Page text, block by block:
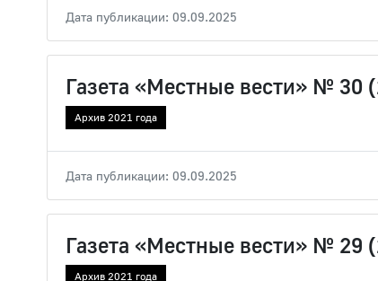
Дата публикации: 09.09.2025
Газета «Местные вести» № 30
Архив 2021 года
Дата публикации: 09.09.2025
Газета «Местные вести» № 29
Архив 2021 года